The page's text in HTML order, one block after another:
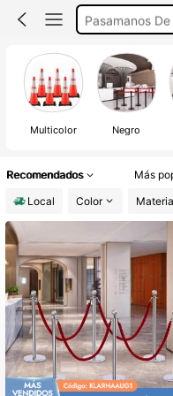
Pasamanos
Repelente
Conos De
Multicolor Negro
Recomendados Más
Local
Color